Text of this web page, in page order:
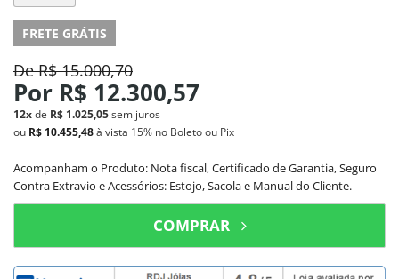
FRETE GRÁTIS
DeR$ 15.000,70
Por R$ 12.300,57
12xde R$ 1.025,05sem juros
ou R$ 10.455,48à vista 15% no Boleto ou Pix
Acompanham o Produto: Nota fiscal, Certificado de Garantia, Seguro
Contra Extravio e Acessórios: Estojo, Sacola e Manual do Cliente.
COMPRAR